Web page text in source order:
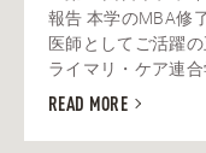
報告 本学のMBA修
医師としてご活躍
ライマリ・ケア連
READ MORE